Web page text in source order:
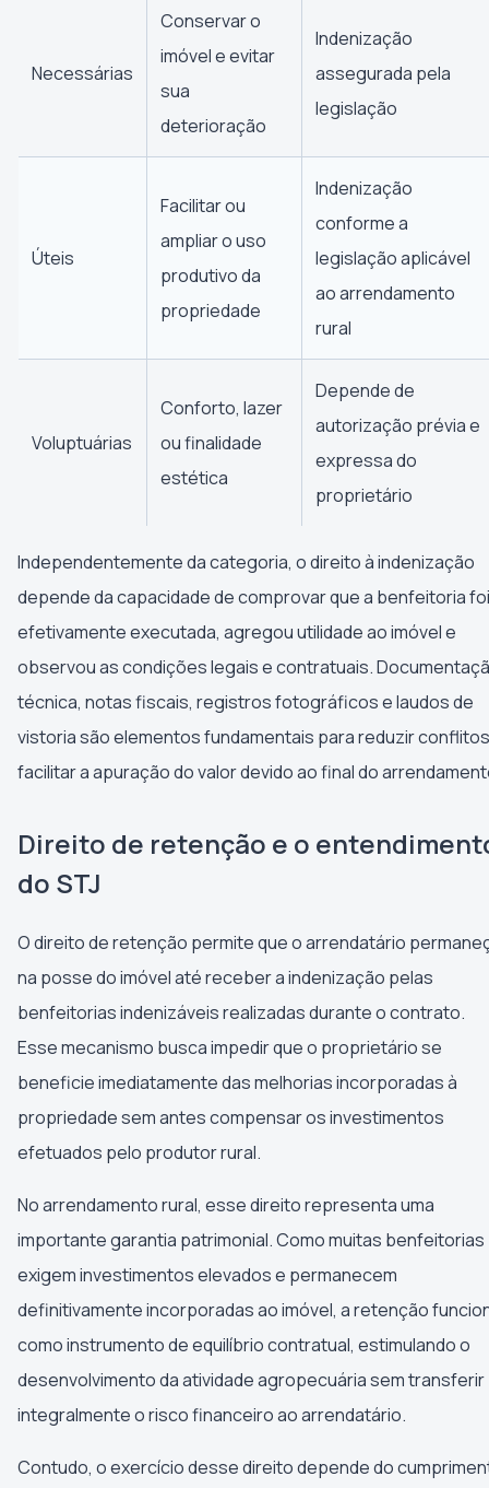
Necessárias
Conservar o
imóvel e evitar
sua
deterioração
Indenização
assegurada pela
legislação
Úteis
Facilitar ou
ampliar o uso
produtivo da
propriedade
Indenização
conforme a
legislação aplicável
ao arrendamento
rural
Voluptuárias
Conforto, lazer
ou finalidade
estética
Depende de
autorização prévia e
expressa do
proprietário
Independentemente da categoria, o direito à indenização
depende da capacidade de comprovar que a benfeitoria foi
efetivamente executada, agregou utilidade ao imóvel e
observou as condições legais e contratuais.
técnica, notas fiscais, registros fotográficos e laudos de
vistoria são elementos fundamentais para reduzir
facilitar a apuração do valor devido ao final do
Direito de retenção e o
do STJ
O direito de retenção permite que o arrendatário
na posse do imóvel até receber a indenização pelas
benfeitorias indenizáveis realizadas durante o contrato.
Esse mecanismo busca impedir que o proprietário se
beneficie imediatamente das melhorias incorporadas à
propriedade sem antes compensar os investimentos
efetuados pelo produtor rural.
No arrendamento rural, esse direito representa uma
importante garantia patrimonial. Como muitas benfeitorias
exigem investimentos elevados e permanecem
definitivamente incorporadas ao imóvel, a retenção
como instrumento de equilíbrio contratual, estimulando o
desenvolvimento da atividade agropecuária sem transferir
integralmente o risco financeiro ao arrendatário.
Contudo, o exercício desse direito depende do